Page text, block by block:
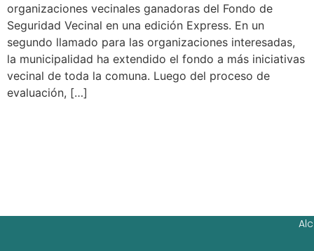
organizaciones vecinales ganadoras del Fondo de
Seguridad Vecinal en una edición Express. En un
segundo llamado para las organizaciones interesadas,
la municipalidad ha extendido el fondo a más iniciativas
vecinal de toda la comuna. Luego del proceso de
evaluación, […]